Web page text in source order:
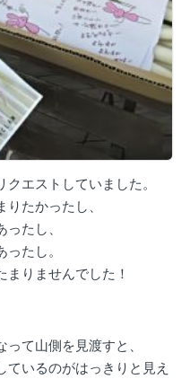
エストしていました。
たかったし、
たし、
たし。
まりませんでした！
て山側を見渡すと、
いるのがはっきりと見え